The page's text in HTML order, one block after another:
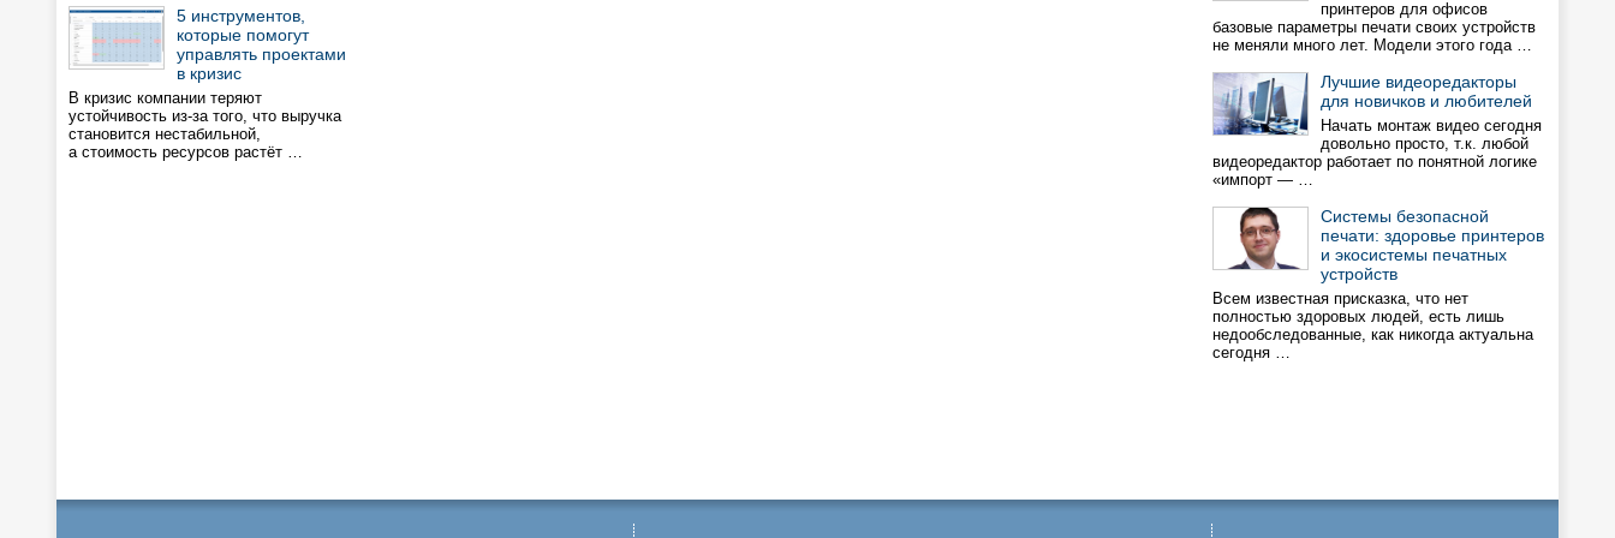
5 инструментов,
которые помогут
управлять проектами
в кризис
В кризис компании теряют
устойчивость из-за того, что выручка
становится нестабильной,
а стоимость ресурсов растёт …
принтеров для офисов
базовые параметры печати своих устройств
не меняли много лет. Модели этого года …
Лучшие видеоредакторы
для новичков и любителей
Начать монтаж видео сегодня
довольно просто, т.к. любой
видеоредактор работает по понятной логике
«импорт — …
Системы безопасной
печати: здоровье принтеров
и экосистемы печатных
устройств
Всем известная присказка, что нет
полностью здоровых людей, есть лишь
недообследованные, как никогда актуальна
сегодня …